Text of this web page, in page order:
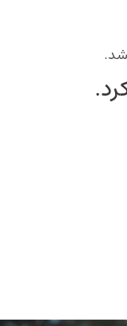
شد.